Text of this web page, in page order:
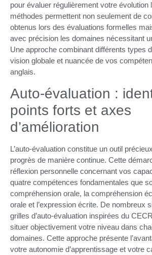
pour évaluer régulièrement votre évolution
méthodes permettent non seulement de
obtenus lors des évaluations formelles
avec précision les domaines nécessitant
Une approche combinant différents types
vision globale et nuancée de vos
anglais.
Auto-évaluation :
points forts et axes
d’amélioration
L’auto-évaluation constitue un outil
progrès de manière continue. Cette
réflexion personnelle concernant vos
quatre compétences fondamentales que
compréhension orale, la compréhension
orale et l’expression écrite. De nombreux
grilles d’auto-évaluation inspirées du
situer objectivement votre niveau dans
domaines. Cette approche présente
votre autonomie d’apprentissage et votre